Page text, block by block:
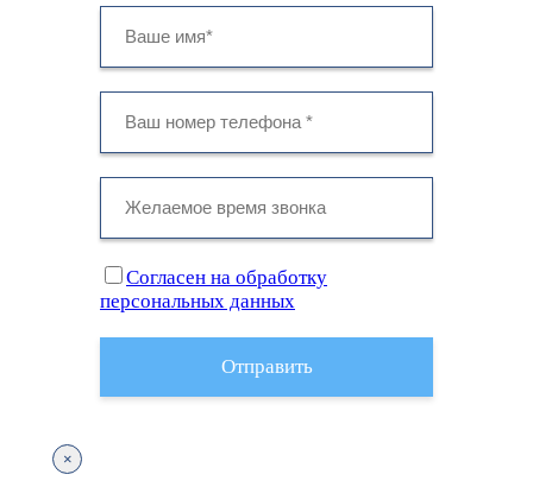
Cогласен на обработку
персональных данных
Отправить
×